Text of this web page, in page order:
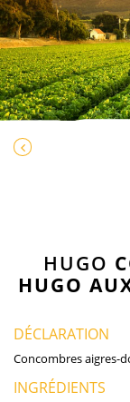
HUGO
HUGO
DÉCLARATION
Concombres aigres-
INGRÉDIENTS